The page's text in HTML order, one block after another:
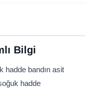
Bilgi
hadde bandın asit
hadde